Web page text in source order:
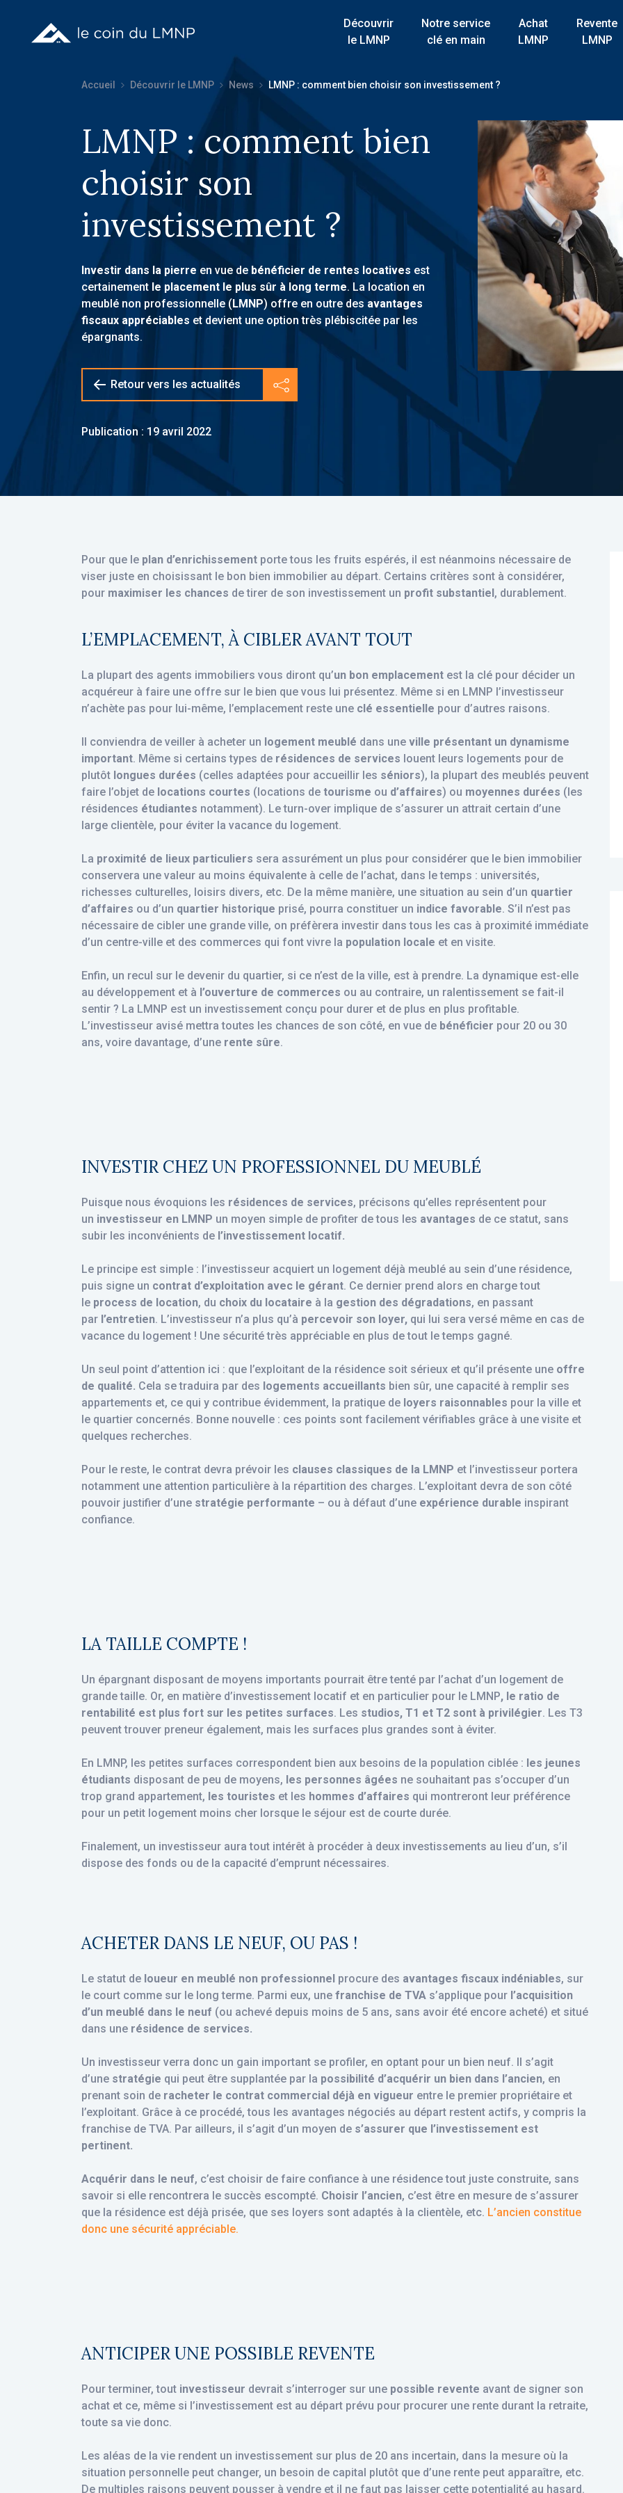
Découvrir
le LMNP
Notre service
clé en main
Achat
LMNP
Revente
LMNP
Accueil Découvrir le LMNP News LMNP : comment bien choisir son investissement ?
LMNP : comment bien
choisir son
investissement ?
Investir dans la pierre en vue de bénéficier de rentes locatives est
certainement le placement le plus sûr à long terme. La location en
meublé non professionnelle (LMNP) offre en outre des avantages
fiscaux appréciables et devient une option très plébiscitée par les
épargnants.
Retour vers les actualités
Partager
Publication : 19 avril 2022
Pour que le plan d’enrichissement porte tous les fruits espérés, il est néanmoins nécessaire de
viser juste en choisissant le bon bien immobilier au départ. Certains critères sont à considérer,
pour maximiser les chances de tirer de son investissement un profit substantiel, durablement.
L’EMPLACEMENT, À CIBLER AVANT TOUT
La plupart des agents immobiliers vous diront qu’un bon emplacement est la clé pour décider un
acquéreur à faire une offre sur le bien que vous lui présentez. Même si en LMNP l’investisseur
n’achète pas pour lui-même, l’emplacement reste une clé essentielle pour d’autres raisons.
Il conviendra de veiller à acheter un logement meublé dans une ville présentant un dynamisme
important. Même si certains types de résidences de services louent leurs logements pour de
plutôt longues durées (celles adaptées pour accueillir les séniors), la plupart des meublés peuvent
faire l’objet de locations courtes (locations de tourisme ou d’affaires) ou moyennes durées (les
résidences étudiantes notamment). Le turn-over implique de s’assurer un attrait certain d’une
large clientèle, pour éviter la vacance du logement.
La proximité de lieux particuliers sera assurément un plus pour considérer que le bien immobilier
conservera une valeur au moins équivalente à celle de l’achat, dans le temps : universités,
richesses culturelles, loisirs divers, etc. De la même manière, une situation au sein d’un quartier
d’affaires ou d’un quartier historique prisé, pourra constituer un indice favorable. S’il n’est pas
nécessaire de cibler une grande ville, on préfèrera investir dans tous les cas à proximité immédiate
d’un centre-ville et des commerces qui font vivre la population locale et en visite.
Enfin, un recul sur le devenir du quartier, si ce n’est de la ville, est à prendre. La dynamique est-elle
au développement et à l’ouverture de commerces ou au contraire, un ralentissement se fait-il
sentir ? La LMNP est un investissement conçu pour durer et de plus en plus profitable.
L’investisseur avisé mettra toutes les chances de son côté, en vue de bénéficier pour 20 ou 30
ans, voire davantage, d’une rente sûre.
INVESTIR CHEZ UN PROFESSIONNEL DU MEUBLÉ
Puisque nous évoquions les résidences de services, précisons qu’elles représentent pour
un investisseur en LMNP un moyen simple de profiter de tous les avantages de ce statut, sans
subir les inconvénients de l’investissement locatif.
Le principe est simple : l’investisseur acquiert un logement déjà meublé au sein d’une résidence,
puis signe un contrat d’exploitation avec le gérant. Ce dernier prend alors en charge tout
le process de location, du choix du locataire à la gestion des dégradations, en passant
par l’entretien. L’investisseur n’a plus qu’à percevoir son loyer, qui lui sera versé même en cas de
vacance du logement ! Une sécurité très appréciable en plus de tout le temps gagné.
Un seul point d’attention ici : que l’exploitant de la résidence soit sérieux et qu’il présente une offre
de qualité. Cela se traduira par des logements accueillants bien sûr, une capacité à remplir ses
appartements et, ce qui y contribue évidemment, la pratique de loyers raisonnables pour la ville et
le quartier concernés. Bonne nouvelle : ces points sont facilement vérifiables grâce à une visite et
quelques recherches.
Pour le reste, le contrat devra prévoir les clauses classiques de la LMNP et l’investisseur portera
notamment une attention particulière à la répartition des charges. L’exploitant devra de son côté
pouvoir justifier d’une stratégie performante – ou à défaut d’une expérience durable inspirant
confiance.
LA TAILLE COMPTE !
Un épargnant disposant de moyens importants pourrait être tenté par l’achat d’un logement de
grande taille. Or, en matière d’investissement locatif et en particulier pour le LMNP, le ratio de
rentabilité est plus fort sur les petites surfaces. Les studios, T1 et T2 sont à privilégier. Les T3
peuvent trouver preneur également, mais les surfaces plus grandes sont à éviter.
En LMNP, les petites surfaces correspondent bien aux besoins de la population ciblée : les jeunes
étudiants disposant de peu de moyens, les personnes âgées ne souhaitant pas s’occuper d’un
trop grand appartement, les touristes et les hommes d’affaires qui montreront leur préférence
pour un petit logement moins cher lorsque le séjour est de courte durée.
Finalement, un investisseur aura tout intérêt à procéder à deux investissements au lieu d’un, s’il
dispose des fonds ou de la capacité d’emprunt nécessaires.
ACHETER DANS LE NEUF, OU PAS !
Le statut de loueur en meublé non professionnel procure des avantages fiscaux indéniables, sur
le court comme sur le long terme. Parmi eux, une franchise de TVA s’applique pour l’acquisition
d’un meublé dans le neuf (ou achevé depuis moins de 5 ans, sans avoir été encore acheté) et situé
dans une résidence de services.
Un investisseur verra donc un gain important se profiler, en optant pour un bien neuf. Il s’agit
d’une stratégie qui peut être supplantée par la possibilité d’acquérir un bien dans l’ancien, en
prenant soin de racheter le contrat commercial déjà en vigueur entre le premier propriétaire et
l’exploitant. Grâce à ce procédé, tous les avantages négociés au départ restent actifs, y compris la
franchise de TVA. Par ailleurs, il s’agit d’un moyen de s’assurer que l’investissement est
pertinent.
Acquérir dans le neuf, c’est choisir de faire confiance à une résidence tout juste construite, sans
savoir si elle rencontrera le succès escompté. Choisir l’ancien, c’est être en mesure de s’assurer
que la résidence est déjà prisée, que ses loyers sont adaptés à la clientèle, etc. L’ancien constitue
donc une sécurité appréciable.
ANTICIPER UNE POSSIBLE REVENTE
Pour terminer, tout investisseur devrait s’interroger sur une possible revente avant de signer son
achat et ce, même si l’investissement est au départ prévu pour procurer une rente durant la retraite,
toute sa vie donc.
Les aléas de la vie rendent un investissement sur plus de 20 ans incertain, dans la mesure où la
situation personnelle peut changer, un besoin de capital plutôt que d’une rente peut apparaître, etc.
De multiples raisons peuvent pousser à vendre et il ne faut pas laisser cette potentialité au hasard.